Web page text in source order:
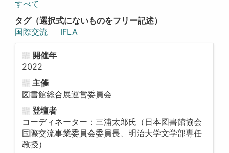
すべて
タグ（選択式にないものをフリー記述）
国際交流
IFLA
開催年
2022
主催
図書館総合展運営委員会
登壇者
コーディネーター：三浦太郎氏（日本図書館協会
国際交流事業委員会委員長、明治大学文学部専任
教授）